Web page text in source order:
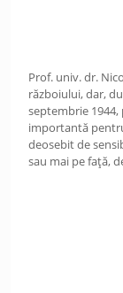
Prof. univ. dr.
războiului, dar,
septembrie
importantă
deosebit de
sau mai pe față,